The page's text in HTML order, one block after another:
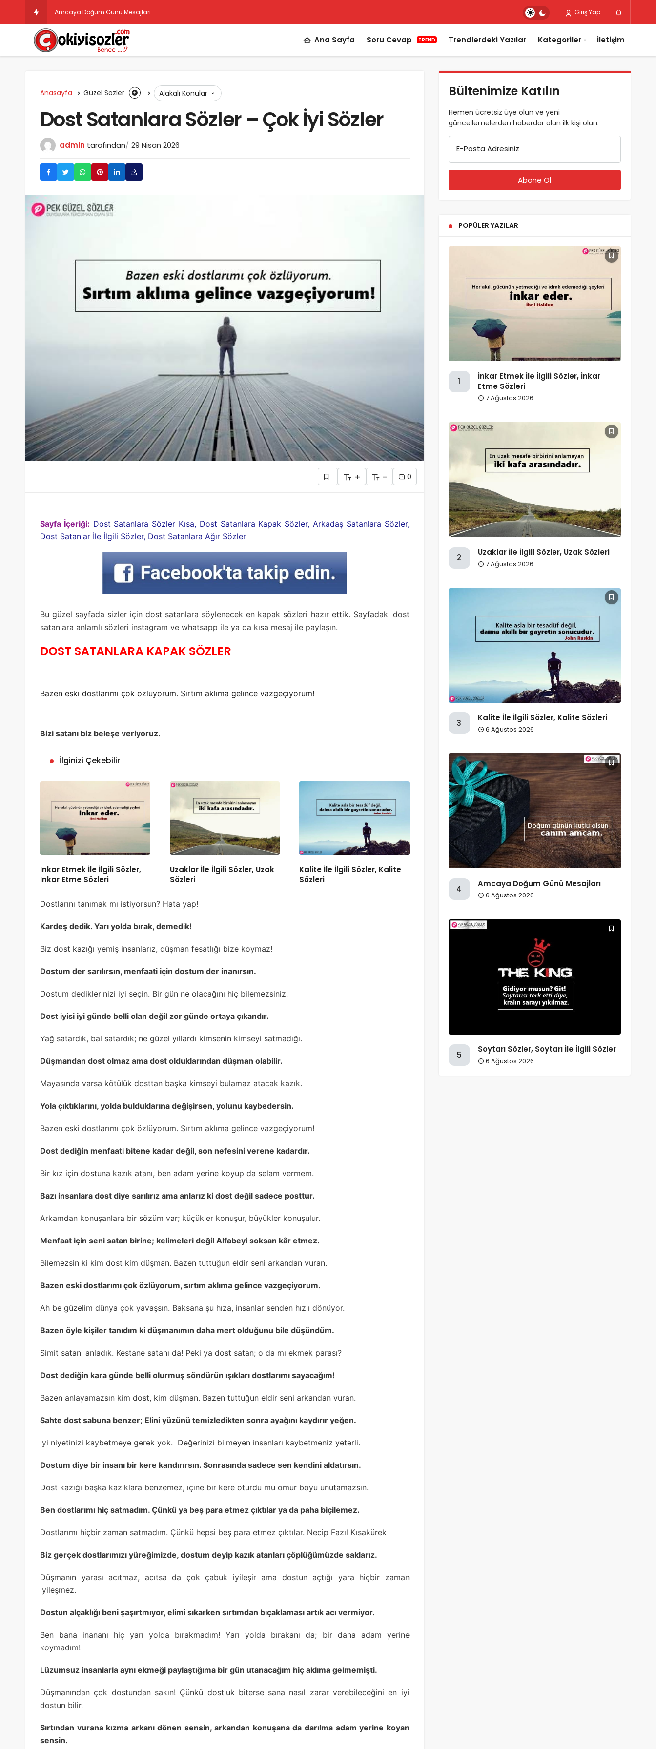
Amcaya Doğum Günü Mesajları Giriş Yap
Ana Sayfa Soru Cevap TREND Trendlerdeki Yazılar Kategoriler İletişim
Anasayfa Güzel Sözler Alakalı Konular
Dost Satanlara Sözler – Çok İyi Sözler
admin tarafından 29 Nisan 2026
+ - 0
Sayfa İçeriği: Dost Satanlara Sözler Kısa, Dost Satanlara Kapak Sözler, Arkadaş Satanlara Sözler,
Dost Satanlar İle İlgili Sözler, Dost Satanlara Ağır Sözler
Bu güzel sayfada sizler için dost satanlara söylenecek en kapak sözleri hazır ettik. Sayfadaki dost
satanlara anlamlı sözleri instagram ve whatsapp ile ya da kısa mesaj ile paylaşın.
DOST SATANLARA KAPAK SÖZLER
Bazen eski dostlarımı çok özlüyorum. Sırtım aklıma gelince vazgeçiyorum!
Bizi satanı biz beleşe veriyoruz.
İlginizi Çekebilir
İnkar Etmek İle İlgili Sözler,
İnkar Etme Sözleri
Uzaklar İle İlgili Sözler, Uzak
Sözleri
Kalite İle İlgili Sözler, Kalite
Sözleri
Dostlarını tanımak mı istiyorsun? Hata yap!
Kardeş dedik. Yarı yolda bırak, demedik!
Biz dost kazığı yemiş insanlarız, düşman fesatlığı bize koymaz!
Dostum der sarılırsın, menfaati için dostum der inanırsın.
Dostum dediklerinizi iyi seçin. Bir gün ne olacağını hiç bilemezsiniz.
Dost iyisi iyi günde belli olan değil zor günde ortaya çıkandır.
Yağ satardık, bal satardık; ne güzel yıllardı kimsenin kimseyi satmadığı.
Düşmandan dost olmaz ama dost olduklarından düşman olabilir.
Mayasında varsa kötülük dosttan başka kimseyi bulamaz atacak kazık.
Yola çıktıklarını, yolda bulduklarına değişirsen, yolunu kaybedersin.
Bazen eski dostlarımı çok özlüyorum. Sırtım aklıma gelince vazgeçiyorum!
Dost dediğin menfaati bitene kadar değil, son nefesini verene kadardır.
Bir kız için dostuna kazık atanı, ben adam yerine koyup da selam vermem.
Bazı insanlara dost diye sarılırız ama anlarız ki dost değil sadece posttur.
Arkamdan konuşanlara bir sözüm var; küçükler konuşur, büyükler konuşulur.
Menfaat için seni satan birine; kelimeleri değil Alfabeyi soksan kâr etmez.
Bilemezsin ki kim dost kim düşman. Bazen tuttuğun eldir seni arkandan vuran.
Bazen eski dostlarımı çok özlüyorum, sırtım aklıma gelince vazgeçiyorum.
Ah be güzelim dünya çok yavaşsın. Baksana şu hıza, insanlar senden hızlı dönüyor.
Bazen öyle kişiler tanıdım ki düşmanımın daha mert olduğunu bile düşündüm.
Simit satanı anladık. Kestane satanı da! Peki ya dost satan; o da mı ekmek parası?
Dost dediğin kara günde belli olurmuş söndürün ışıkları dostlarımı sayacağım!
Bazen anlayamazsın kim dost, kim düşman. Bazen tuttuğun eldir seni arkandan vuran.
Sahte dost sabuna benzer; Elini yüzünü temizledikten sonra ayağını kaydırır yeğen.
İyi niyetinizi kaybetmeye gerek yok. Değerinizi bilmeyen insanları kaybetmeniz yeterli.
Dostum diye bir insanı bir kere kandırırsın. Sonrasında sadece sen kendini aldatırsın.
Dost kazığı başka kazıklara benzemez, içine bir kere oturdu mu ömür boyu unutamazsın.
Ben dostlarımı hiç satmadım. Çünkü ya beş para etmez çıktılar ya da paha biçilemez.
Dostlarımı hiçbir zaman satmadım. Çünkü hepsi beş para etmez çıktılar. Necip Fazıl Kısakürek
Biz gerçek dostlarımızı yüreğimizde, dostum deyip kazık atanları çöplüğümüzde saklarız.
Düşmanın yarası acıtmaz, acıtsa da çok çabuk iyileşir ama dostun açtığı yara hiçbir zaman
iyileşmez.
Dostun alçaklığı beni şaşırtmıyor, elimi sıkarken sırtımdan bıçaklaması artık acı vermiyor.
Ben bana inananı hiç yarı yolda bırakmadım! Yarı yolda bırakanı da; bir daha adam yerine
koymadım!
Lüzumsuz insanlarla aynı ekmeği paylaştığıma bir gün utanacağım hiç aklıma gelmemişti.
Düşmanından çok dostundan sakın! Çünkü dostluk biterse sana nasıl zarar verebileceğini en iyi
dostun bilir.
Sırtından vurana kızma arkanı dönen sensin, arkandan konuşana da darılma adam yerine koyan
sensin.
Bültenimize Katılın
Hemen ücretsiz üye olun ve yeni
güncellemelerden haberdar olan ilk kişi olun.
E-Posta Adresiniz
POPÜLER YAZILAR
1
İnkar Etmek İle İlgili Sözler, İnkar
Etme Sözleri
7 Ağustos 2026
2
Uzaklar İle İlgili Sözler, Uzak Sözleri
7 Ağustos 2026
3
Kalite İle İlgili Sözler, Kalite Sözleri
6 Ağustos 2026
4
Amcaya Doğum Günü Mesajları
6 Ağustos 2026
5
Soytarı Sözler, Soytarı İle İlgili Sözler
6 Ağustos 2026